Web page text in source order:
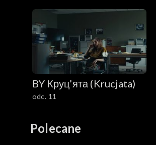
BY Круц’ята (Krucjata)
odc. 11
Polecane